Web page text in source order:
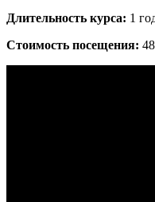
Длительность курса: 1
Стоимость посещения: